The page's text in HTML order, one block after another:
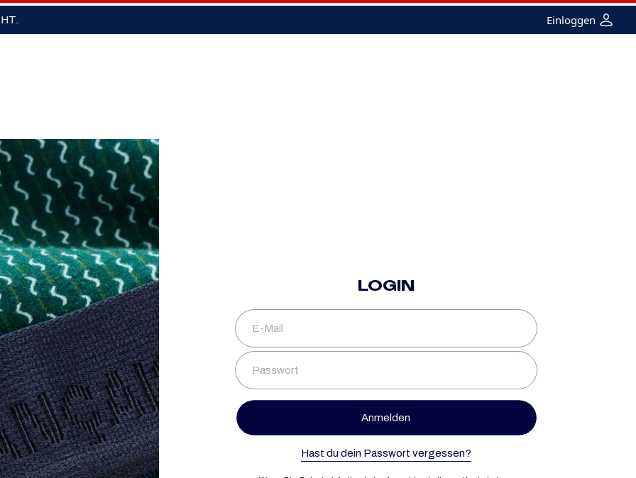
Einloggen
LOGIN
E-Mail
Passwort
Anmelden
Hast du dein Passwort vergessen?